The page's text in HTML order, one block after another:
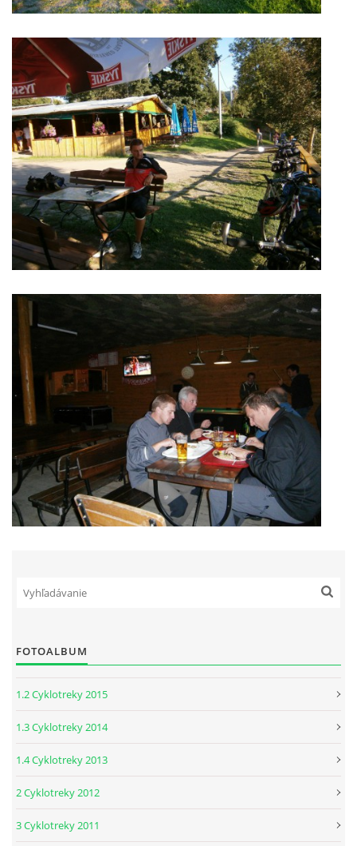
FOTOALBUM
1.2 Cyklotreky 2015
1.3 Cyklotreky 2014
1.4 Cyklotreky 2013
2 Cyklotreky 2012
3 Cyklotreky 2011